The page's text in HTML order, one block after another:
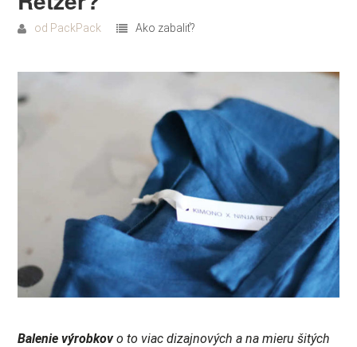
od PackPack Ako zabaliť?
Balenie výrobkovo to viac dizajnových a na mieru šitých